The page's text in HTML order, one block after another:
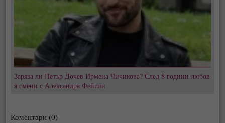
Заряза ли Петър Дочев Ирмена Чичикова? След 8 години любов
я смени с Александра Фейгин
Коментари (0)